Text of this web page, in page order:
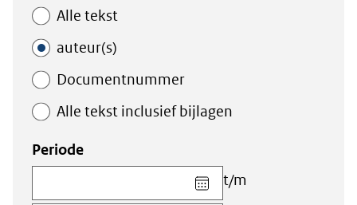
Alle tekst
auteur(s)
Documentnummer
Alle tekst inclusief bijlagen
Periode
Kies
datum
t/m